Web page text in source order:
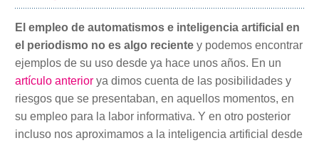
El empleo de automatismos e inteligencia artificial en
el periodismo no es algo reciente y podemos encontrar
ejemplos de su uso desde ya hace unos años. En un
artículo anterior ya dimos cuenta de las posibilidades y
riesgos que se presentaban, en aquellos momentos, en
su empleo para la labor informativa. Y en otro posterior
incluso nos aproximamos a la inteligencia artificial desde